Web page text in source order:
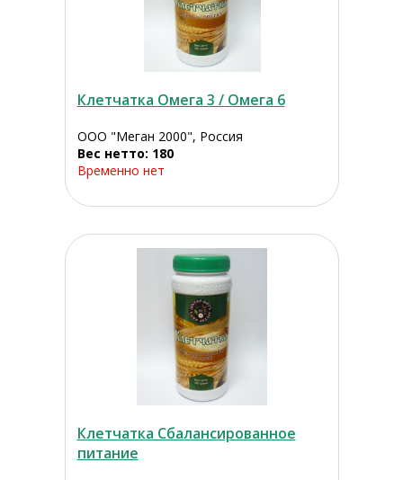
Клетчатка Омега 3 / Омега 6
ООО "Меган 2000", Россия
Вес нетто: 180
Временно нет
Клетчатка Сбалансированное
питание